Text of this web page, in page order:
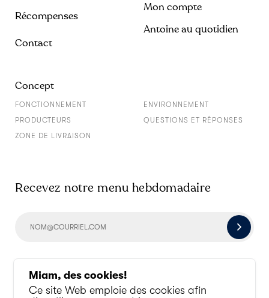
Miam, des cookies!
Ce site Web emploie des cookies afin
Récompenses
Contact
Mon compte
Antoine au quotidien
Concept
FONCTIONNEMENT
ENVIRONNEMENT
PRODUCTEURS
QUESTIONS ET RÉPONSES
ZONE DE LIVRAISON
Socialisons un peu
Recevez notre menu hebdomadaire